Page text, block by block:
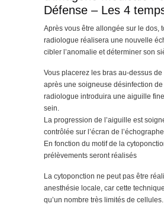
Défense – Les 4
Après vous être allongée sur le dos,
radiologue réalisera une nouvelle
cibler l’anomalie et déterminer son
Vous placerez les bras au-dessus de
après une soigneuse désinfection
radiologue introduira une aiguille
sein.
La progression de l’aiguille est
contrôlée sur l’écran de
En fonction du motif de la
prélèvements seront réalisés
La cytoponction ne peut pas être
anesthésie locale, car cette
qu’un nombre très limités de